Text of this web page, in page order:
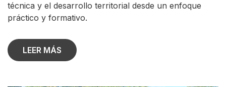
técnica y el desarrollo territorial desde un enfoque
práctico y formativo.
LEER MÁS